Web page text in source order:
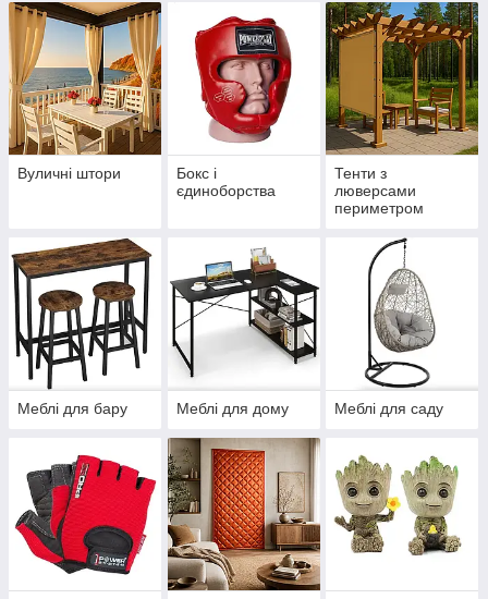
Вуличні штори
Бокс і
єдиноборства
Тенти з
люверсами
периметром
Меблі для бару Меблі для дому Меблі для саду